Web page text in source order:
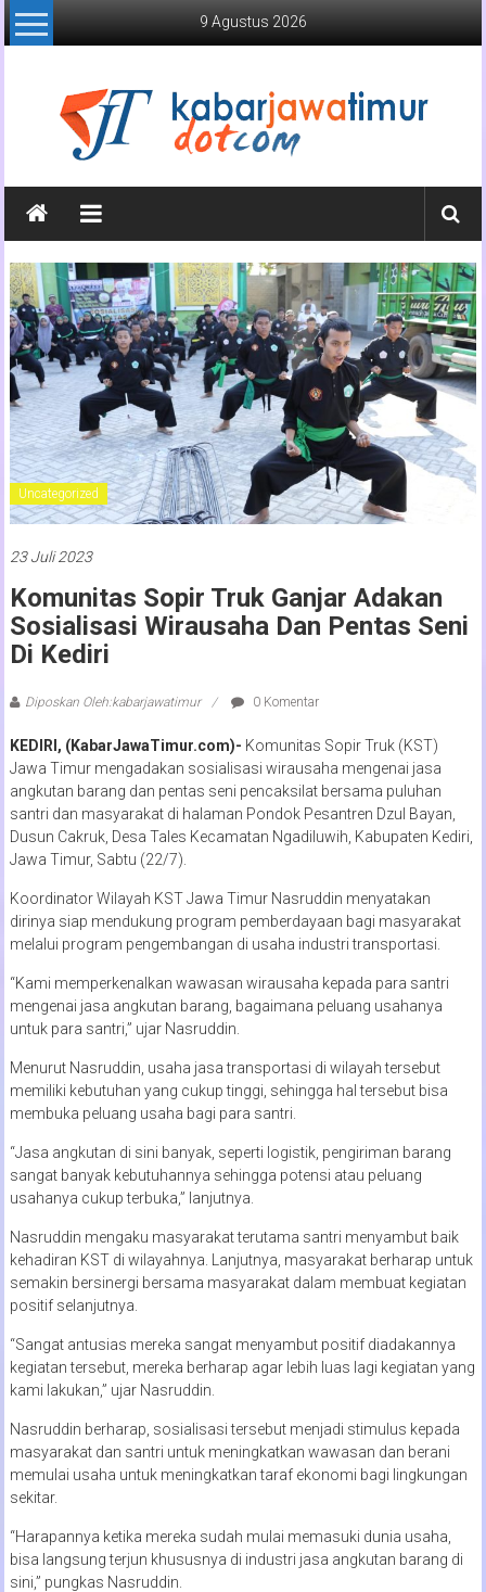
Lompat
ke
9 Agustus 2026
Kabar
Jawa
Timur
Media
Online
Jawa
Timur
Uncategorized
23 Juli 2023
Komunitas Sopir Truk Ganjar Adakan
Sosialisasi Wirausaha Dan Pentas Seni
Di Kediri
Diposkan Oleh:kabarjawatimur 0 Komentar
KEDIRI, (KabarJawaTimur.com)- Komunitas Sopir Truk (KST)
Jawa Timur mengadakan sosialisasi wirausaha mengenai jasa
angkutan barang dan pentas seni pencaksilat bersama puluhan
santri dan masyarakat di halaman Pondok Pesantren Dzul Bayan,
Dusun Cakruk, Desa Tales Kecamatan Ngadiluwih, Kabupaten Kediri,
Jawa Timur, Sabtu (22/7).
Koordinator Wilayah KST Jawa Timur Nasruddin menyatakan
dirinya siap mendukung program pemberdayaan bagi masyarakat
melalui program pengembangan di usaha industri transportasi.
“Kami memperkenalkan wawasan wirausaha kepada para santri
mengenai jasa angkutan barang, bagaimana peluang usahanya
untuk para santri,” ujar Nasruddin.
Menurut Nasruddin, usaha jasa transportasi di wilayah tersebut
memiliki kebutuhan yang cukup tinggi, sehingga hal tersebut bisa
membuka peluang usaha bagi para santri.
“Jasa angkutan di sini banyak, seperti logistik, pengiriman barang
sangat banyak kebutuhannya sehingga potensi atau peluang
usahanya cukup terbuka,” lanjutnya.
Nasruddin mengaku masyarakat terutama santri menyambut baik
kehadiran KST di wilayahnya. Lanjutnya, masyarakat berharap untuk
semakin bersinergi bersama masyarakat dalam membuat kegiatan
positif selanjutnya.
“Sangat antusias mereka sangat menyambut positif diadakannya
kegiatan tersebut, mereka berharap agar lebih luas lagi kegiatan yang
kami lakukan,” ujar Nasruddin.
Nasruddin berharap, sosialisasi tersebut menjadi stimulus kepada
masyarakat dan santri untuk meningkatkan wawasan dan berani
memulai usaha untuk meningkatkan taraf ekonomi bagi lingkungan
sekitar.
“Harapannya ketika mereka sudah mulai memasuki dunia usaha,
bisa langsung terjun khususnya di industri jasa angkutan barang di
sini,” pungkas Nasruddin.